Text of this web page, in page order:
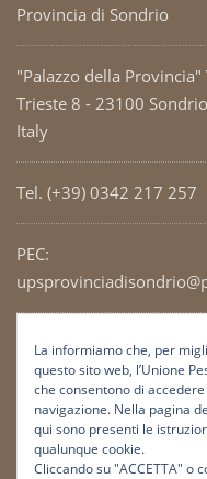
Provincia di Sondrio
"Palazzo della Provincia"
Trieste 8 - 23100
Italy
Tel. (+39) 0342 217 257
PEC:
Codice Fiscale:
La informiamo che, per
questo sito web, l’Unione
che consentono di
navigazione. Nella pagina
qui sono presenti le
qualunque cookie.
Cliccando su "ACCETTA" o